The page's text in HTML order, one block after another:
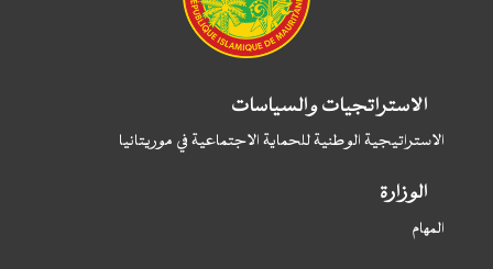
الاستراتجيات والسياسات
الاستراتيجية الوطنية للحماية الاجتماعية في موريتانيا
الوزارة
المهام